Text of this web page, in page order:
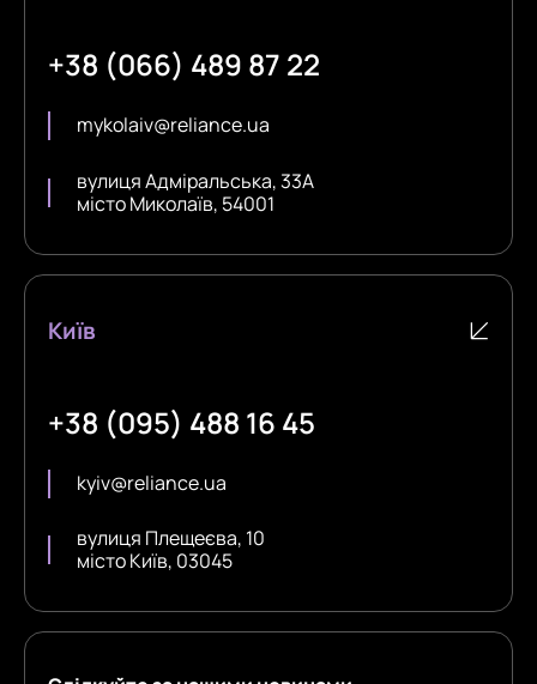
+38 (066) 489 87 22
mykolaiv@reliance.ua
вулиця Адміральська, 33А
місто Миколаїв, 54001
Київ
+38 (095) 488 16 45
kyiv@reliance.ua
вулиця Плещеєва, 10
місто Київ, 03045